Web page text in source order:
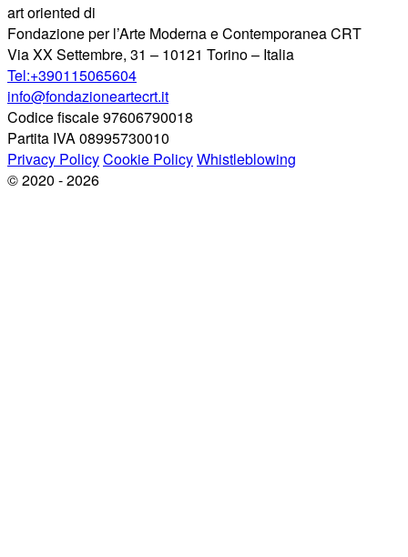
art oriented di
Fondazione per l’Arte Moderna e Contemporanea CRT
Via XX Settembre, 31 – 10121 Torino – Italia
Tel:+390115065604
info@fondazioneartecrt.it
Codice fiscale 97606790018
Partita IVA 08995730010
Privacy PolicyCookie PolicyWhistleblowing
© 2020 - 2026